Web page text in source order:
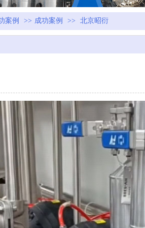
案例 >> 成功案例 >> 北京昭衍